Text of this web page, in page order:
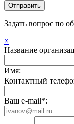
Задать вопрос по
×
Название
Имя:
Контактный
Ваш e-mail*: